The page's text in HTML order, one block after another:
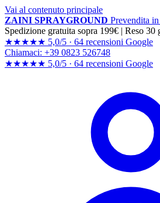
Vai al contenuto principale
ZAINI SPRAYGROUND Prevendita
Spedizione gratuita sopra 199€ | Reso 30
★★★★★ 5,0/5 · 64 recensioni Google
Chiamaci: +39 0823 526748
★★★★★ 5,0/5 · 64 recensioni Google